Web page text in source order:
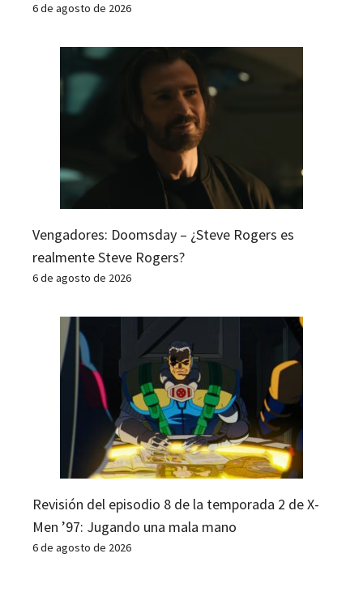
6 de agosto de 2026
Vengadores: Doomsday – ¿Steve Rogers es
realmente Steve Rogers?
6 de agosto de 2026
Revisión del episodio 8 de la temporada 2 de X-
Men ’97: Jugando una mala mano
6 de agosto de 2026